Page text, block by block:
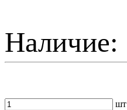
Наличие:
шт